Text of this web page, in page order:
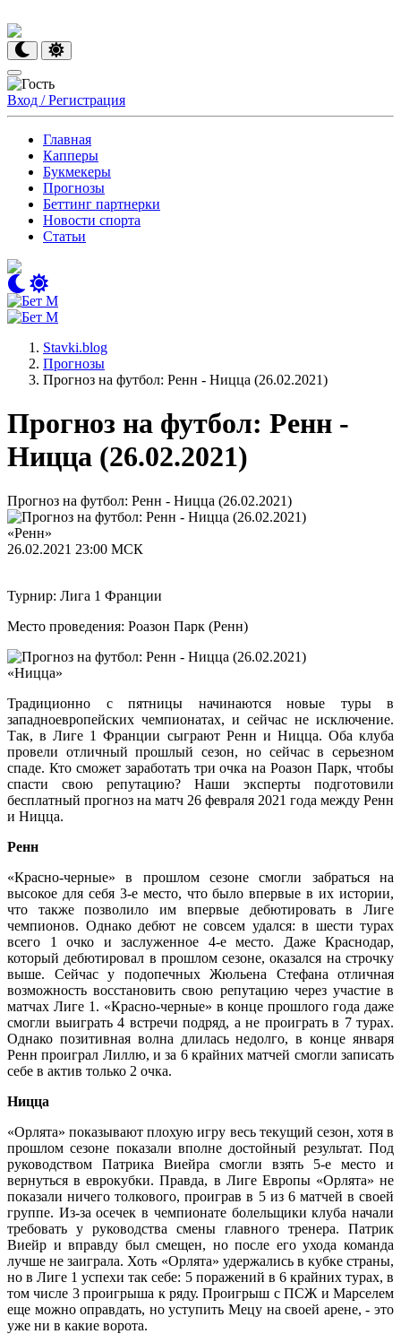
Вход / Регистрация
Главная
Капперы
Букмекеры
Прогнозы
Беттинг партнерки
Новости спорта
Статьи
Stavki.blog
Прогнозы
Прогноз на футбол: Ренн - Ницца (26.02.2021)
Прогноз на футбол: Ренн -
Ницца (26.02.2021)
Прогноз на футбол: Ренн - Ницца (26.02.2021)
«Ренн»
26.02.2021 23:00 МСК
Турнир: Лига 1 Франции
Место проведения: Роазон Парк (Ренн)
«Ницца»
Традиционно с пятницы начинаются новые туры в
западноевропейских чемпионатах, и сейчас не исключение.
Так, в Лиге 1 Франции сыграют Ренн и Ницца. Оба клуба
провели отличный прошлый сезон, но сейчас в серьезном
спаде. Кто сможет заработать три очка на Роазон Парк, чтобы
спасти свою репутацию? Наши эксперты подготовили
бесплатный прогноз на матч 26 февраля 2021 года между Ренн
и Ницца.
Ренн
«Красно-черные» в прошлом сезоне смогли забраться на
высокое для себя 3-е место, что было впервые в их истории,
что также позволило им впервые дебютировать в Лиге
чемпионов. Однако дебют не совсем удался: в шести турах
всего 1 очко и заслуженное 4-е место. Даже Краснодар,
который дебютировал в прошлом сезоне, оказался на строчку
выше. Сейчас у подопечных Жюльена Стефана отличная
возможность восстановить свою репутацию через участие в
матчах Лиге 1. «Красно-черные» в конце прошлого года даже
смогли выиграть 4 встречи подряд, а не проиграть в 7 турах.
Однако позитивная волна длилась недолго, в конце января
Ренн проиграл Лиллю, и за 6 крайних матчей смогли записать
себе в актив только 2 очка.
Ницца
«Орлята» показывают плохую игру весь текущий сезон, хотя в
прошлом сезоне показали вполне достойный результат. Под
руководством Патрика Виейра смогли взять 5-е место и
вернуться в еврокубки. Правда, в Лиге Европы «Орлята» не
показали ничего толкового, проиграв в 5 из 6 матчей в своей
группе. Из-за осечек в чемпионате болельщики клуба начали
требовать у руководства смены главного тренера. Патрик
Виейр и вправду был смещен, но после его ухода команда
лучше не заиграла. Хоть «Орлята» удержались в кубке страны,
но в Лиге 1 успехи так себе: 5 поражений в 6 крайних турах, в
том числе 3 проигрыша к ряду. Проигрыш с ПСЖ и Марселем
еще можно оправдать, но уступить Мецу на своей арене, - это
уже ни в какие ворота.